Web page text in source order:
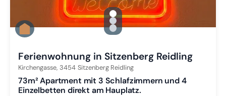
gallery.slide_selector
Zu Slide 1 wechseln
Zu Slide 2 wechseln
Zu Slide 3 wechseln
Ferienwohnung in Sitzenberg Reidling
Kirchengasse, 3454 Sitzenberg Reidling
73m² Apartment mit 3 Schlafzimmern und 4
Einzelbetten direkt am Hauplatz.